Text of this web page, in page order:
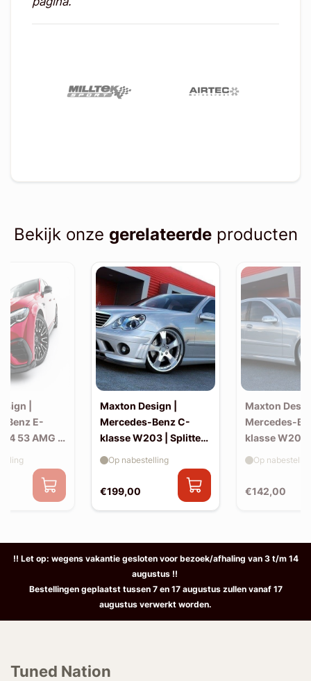
Bekijk onze gerelateerdeproducten
|
Benz E-
53 AMG |
Maxton Design |
Mercedes-Benz C-
klasse W203 | Splitter
(voor W203 AMG-look
€199,00
Op nabestelling
Maxton
Mercedes-
klasse W203
skirts (W204
€142,00
Op
!! Let op: wegens vakantie gesloten voor bezoek/afhaling van 3 t/m 14
augustus !!
Bestellingen geplaatst tussen 7 en 17 augustus zullen vanaf 17
augustus verwerkt worden.
Tuned Nation